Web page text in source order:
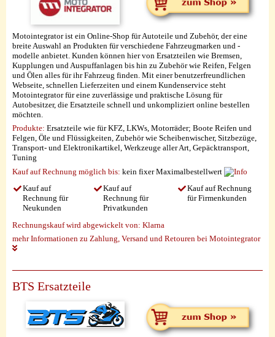
Motointegrator ist ein Online-Shop für Autoteile und Zubehör, der eine
breite Auswahl an Produkten für verschiedene Fahrzeugmarken und -
modelle anbietet. Kunden können hier von Ersatzteilen wie Bremsen,
Kupplungen und Auspuffanlagen bis hin zu Zubehör wie Reifen, Felgen
und Ölen alles für ihr Fahrzeug finden. Mit einer benutzerfreundlichen
Webseite, schnellen Lieferzeiten und einem Kundenservice steht
Motointegrator für eine zuverlässige und praktische Lösung für
Autobesitzer, die Ersatzteile schnell und unkompliziert online bestellen
möchten.
Produkte: Ersatzteile wie für KFZ, LKWs, Motorräder; Boote Reifen und
Felgen, Öle und Flüssigkeiten, Zubehör wie Scheibenwischer, Sitzbezüge,
Transport- und Elektronikartikel, Werkzeuge aller Art, Gepäcktransport,
Tuning
Kauf auf Rechnung möglich bis: kein fixer Maximalbestellwert
Kauf auf
Rechnung für
Neukunden
Kauf auf
Rechnung für
Privatkunden
Kauf auf Rechnung
für Firmenkunden
Rechnungskauf wird abgewickelt von: Klarna
mehr Informationen zu Zahlung, Versand und Retouren bei Motointegrator
BTS Ersatzteile